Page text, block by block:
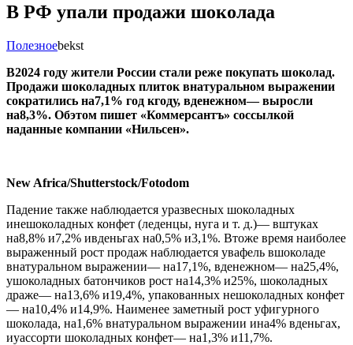
В РФ упали продажи шоколада
Полезноеbekst
В2024 году жители России стали реже покупать шоколад.
Продажи шоколадных плиток внатуральном выражении
сократились на7,1% год кгоду, вденежном— выросли
на8,3%. Обэтом пишет «Коммерсантъ» соссылкой
наданные компании «Нильсен».
New Africa/Shutterstock/Fotodom
Падение также наблюдается уразвесных шоколадных
инешоколадных конфет (леденцы, нуга и т. д.)— вштуках
на8,8% и7,2% ивденьгах на0,5% и3,1%. Втоже время наиболее
выраженный рост продаж наблюдается увафель вшоколаде
внатуральном выражении— на17,1%, вденежном— на25,4%,
ушоколадных батончиков рост на14,3% и25%, шоколадных
драже— на13,6% и19,4%, упакованных нешоколадных конфет
— на10,4% и14,9%. Наименее заметный рост уфигурного
шоколада, на1,6% внатуральном выражении ина4% вденьгах,
иуассорти шоколадных конфет— на1,3% и11,7%.